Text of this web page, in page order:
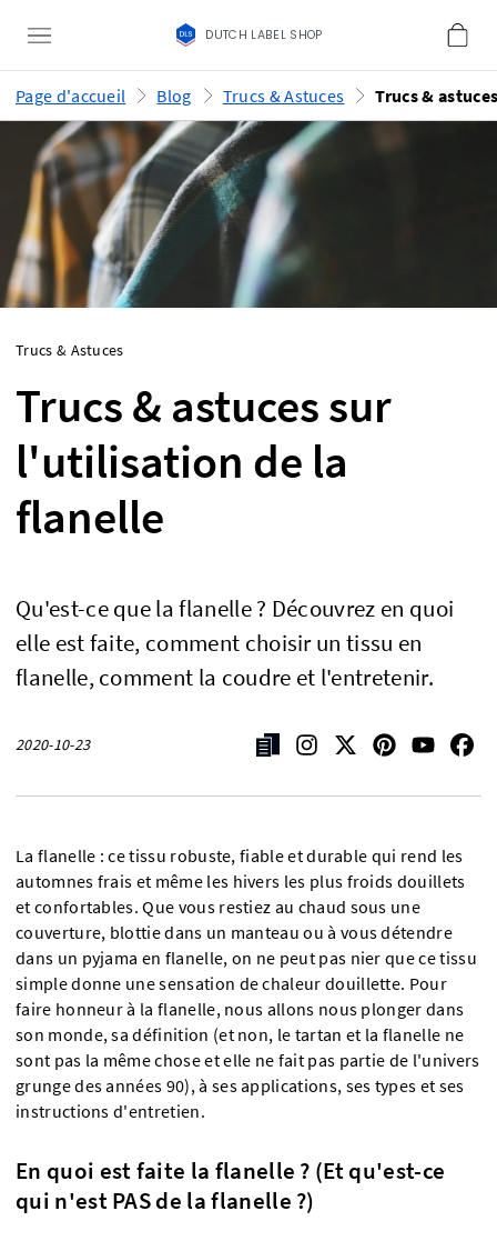
DUTCH LABEL SHOP
Page d'accueil Blog Trucs & Astuces
Trucs & Astuces
Trucs & astuces sur
l'utilisation de la
flanelle
Qu'est-ce que la flanelle ? Découvrez en quoi
elle est faite, comment choisir un tissu en
flanelle, comment la coudre et l'entretenir.
2020-10-23
La flanelle : ce tissu robuste, fiable et durable qui rend les
automnes frais et même les hivers les plus froids douillets
et confortables. Que vous restiez au chaud sous une
couverture, blottie dans un manteau ou à vous détendre
dans un pyjama en flanelle, on ne peut pas nier que ce tissu
simple donne une sensation de chaleur douillette. Pour
faire honneur à la flanelle, nous allons nous plonger dans
son monde, sa définition (et non, le tartan et la flanelle ne
sont pas la même chose et elle ne fait pas partie de l'univers
grunge des années 90), à ses applications, ses types et ses
instructions d'entretien.
En quoi est faite la flanelle ? (Et qu'est-ce
qui n'est PAS de la flanelle ?)